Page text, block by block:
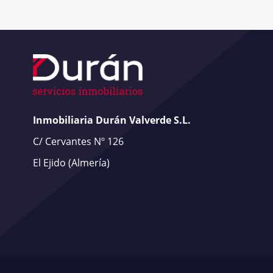
Inmobiliaria Durán Valverde S.L.
C/ Cervantes Nº 126
El Ejido (Almería)